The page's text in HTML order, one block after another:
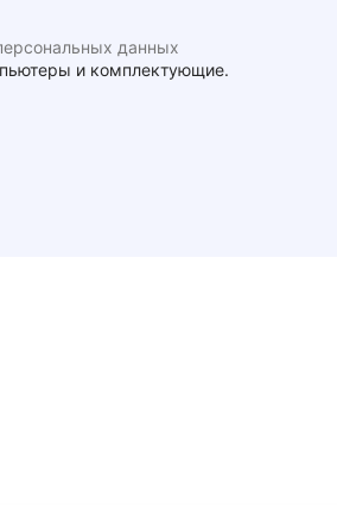
и комплектующие.
данных